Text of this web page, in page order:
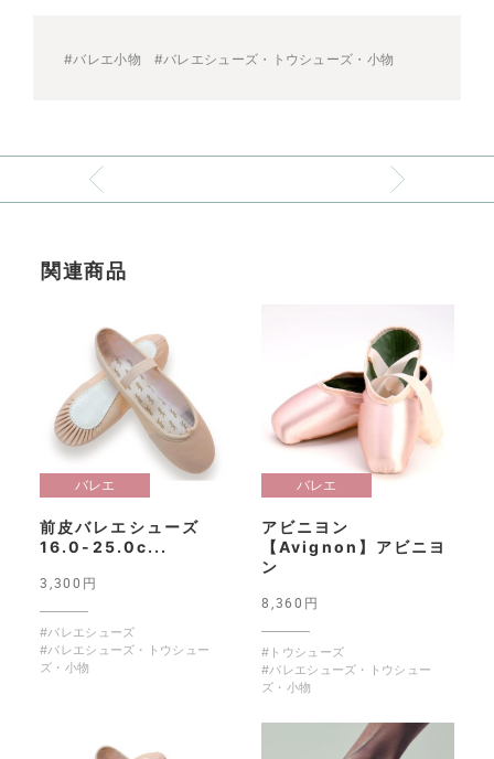
#バレエ小物 #バレエシューズ・トウシューズ・小物
関連商品
バレエ
前皮バレエシューズ
16.0-25.0c...
3,300円
#バレエシューズ
#バレエシューズ・トウシュー
ズ・小物
バレエ
アビニヨン
【Avignon】アビニヨ
ン
8,360円
#トウシューズ
#バレエシューズ・トウシュー
ズ・小物